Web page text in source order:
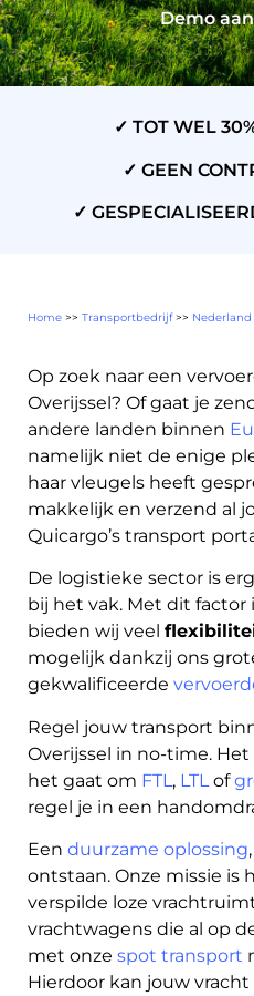
About
the
Ontdek
Nederlands
Demo
✓ TOT WEL
✓ GEEN
✓
Home >> Transportbedrijf>> Nederland
Op zoek naar een
Overijssel? Of gaat je
andere landen binnen
namelijk niet de enige
haar vleugels heeft
makkelijk en verzend al
Quicargo’s transport
De logistieke sector is
bij het vak. Met dit
bieden wij veel
mogelijk dankzij ons
gekwalificeerde
Regel jouw transport
Overijssel in no-time.
het gaat om FTL , LTL of
regel je in een
Een duurzame oplossing
ontstaan. Onze missie is
verspilde loze
vrachtwagens die al op
met onze spot transport
Hierdoor kan jouw